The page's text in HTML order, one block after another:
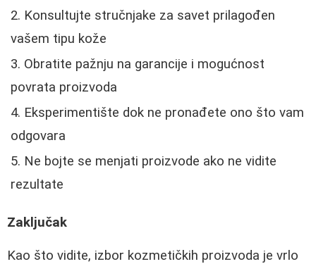
Konsultujte stručnjake za savet prilagođen
vašem tipu kože
Obratite pažnju na garancije i mogućnost
povrata proizvoda
Eksperimentište dok ne pronađete ono što vam
odgovara
Ne bojte se menjati proizvode ako ne vidite
rezultate
Zaključak
Kao što vidite, izbor kozmetičkih proizvoda je vrlo